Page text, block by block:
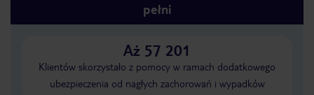
pełni
Aż 57 201
Klientów skorzystało z pomocy w ramach dodatkowego
ubezpieczenia od nagłych zachorowań i wypadków